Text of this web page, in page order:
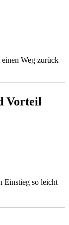
Weg zurück
Vorteil
Einstieg so leicht